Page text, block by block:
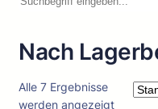
Nach
Alle 7 Ergebnisse
werden angezeigt